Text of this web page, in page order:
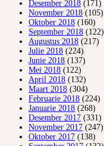
Desember 2018 (171)
November 2018 (105)
Oktober 2018 (160)
September 2018 (122)
Augustus 2018 (217)
Julie 2018 (224)
Junie 2018 (137)
Mei 2018 (122)
April 2018 (132)
Maart 2018 (304)
Februarie 2018 (224)
Januarie 2018 (268)
Desember 2017 (331)
November 2017 (247)
Oktober 2017 (138)